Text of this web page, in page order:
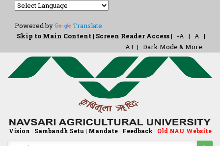
Powered by
Translate
Skip to Main Content | Screen Reader Access| -A | A |
A+ | Dark Mode & More
Vision | Sambandh Setu | Mandate| Feedback | Old NAU Website